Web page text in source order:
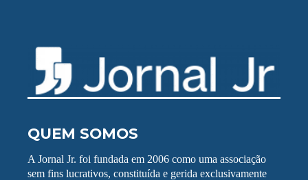
QUEM SOMOS
A Jornal Jr. foi fundada em 2006 como uma associação
sem fins lucrativos, constituída e gerida exclusivamente